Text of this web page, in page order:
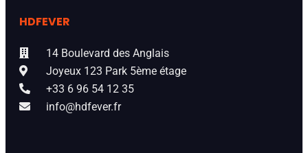
HDFEVER
14 Boulevard des Anglais
Joyeux 123 Park 5ème étage
+33 6 96 54 12 35
info@hdfever.fr